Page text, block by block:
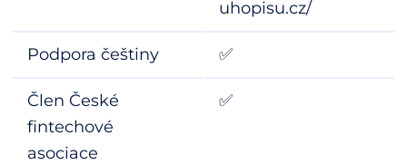
uhopisu.cz/
Podpora češtiny ✅
Člen České
fintechové
asociace
✅